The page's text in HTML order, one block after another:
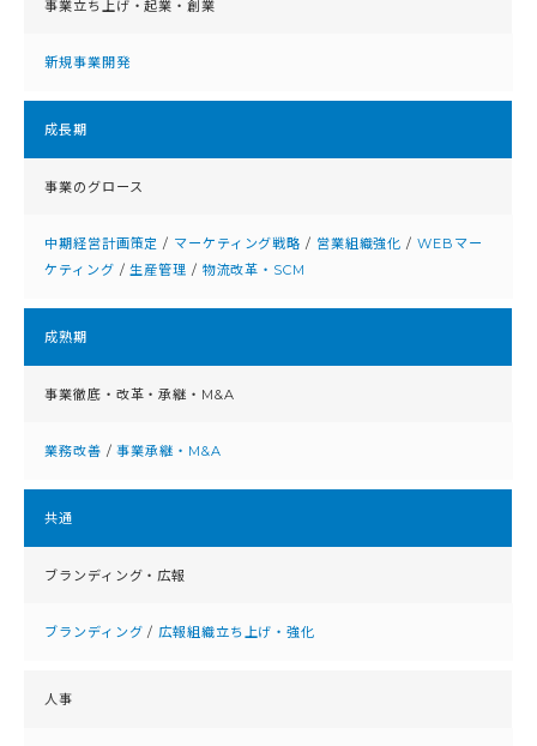
事業立ち上げ・起業・創業
新規事業開発
成⻑期
事業のグロース
中期経営計画策定 / マーケティング戦略 / 営業組織強化 / WEBマー
ケティング /生産管理 / 物流改革・SCM
成熟期
事業徹底・改⾰・承継・M&A
業務改善 /事業承継・M&A
共通
ブランディング・広報
ブランディング /広報組織立ち上げ・強化
人事